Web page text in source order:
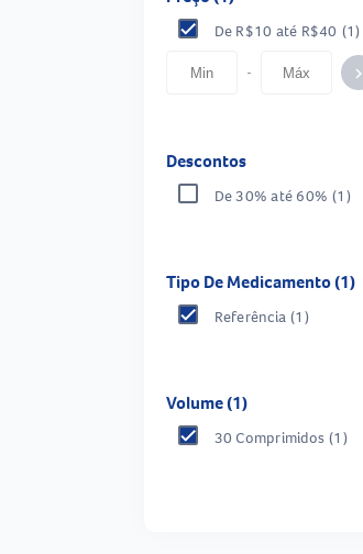
De R$10 até R$40 (1)
- keyboard_arrow_right
Descontos
De 30% até 60% (1)
Tipo De Medicamento (1)
Referência (1)
Volume (1)
30 Comprimidos (1)